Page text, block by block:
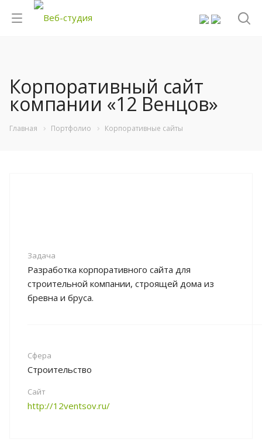
Корпоративный сайт
компании «12 Венцов»
Главная Портфолио Корпоративные сайты
Задача
Разработка корпоративного сайта для
строительной компании, строящей дома из
бревна и бруса.
Сфера
Строительство
Сайт
http://12ventsov.ru/